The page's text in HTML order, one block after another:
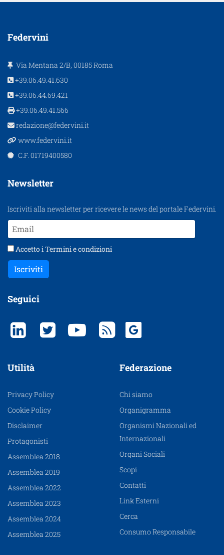
Federvini
Via Mentana 2/B, 00185 Roma
+39.06.49.41.630
+39.06.44.69.421
+39.06.49.41.566
redazione@federvini.it
www.federvini.it
C.F. 01719400580
Newsletter
Iscriviti alla newsletter per ricevere le news del portale Federvini.
Accetto iTermini e condizioni
Iscriviti
Seguici
Utilità
Privacy Policy
Cookie Policy
Disclaimer
Protagonisti
Assemblea 2018
Assemblea 2019
Assemblea 2022
Assemblea 2023
Assemblea 2024
Assemblea 2025
Federazione
Chi siamo
Organigramma
Organismi Nazionali ed
Internazionali
Organi Sociali
Scopi
Contatti
Link Esterni
Cerca
Consumo Responsabile